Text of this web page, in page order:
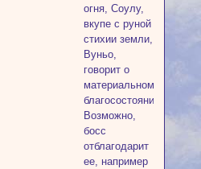
огня, Соулу,
вкупе с руной
стихии земли,
Вуньо,
говорит о
материальном
благосостоянии.
Возможно,
босс
отблагодарит
ее, например